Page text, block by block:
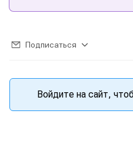
Подписаться
Войдите на сайт,